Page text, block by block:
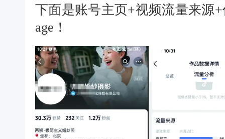
下面是账号主页+视频流量来源
age！